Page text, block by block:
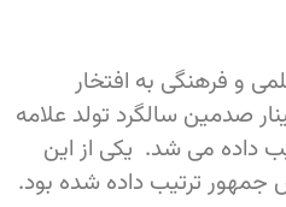
و فرهنگی به افتخار
صدمین سالگرد تولد علامه
داده می شد. یکی از این
ترتیب داده شده بود.